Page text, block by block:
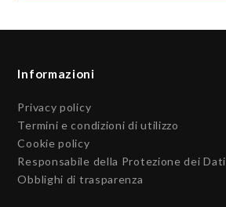
Informazioni
Privacy policy
Termini e condizioni di utilizzo
Cookie policy
Responsabile della Protezione dei Dati
Obblighi di trasparenza